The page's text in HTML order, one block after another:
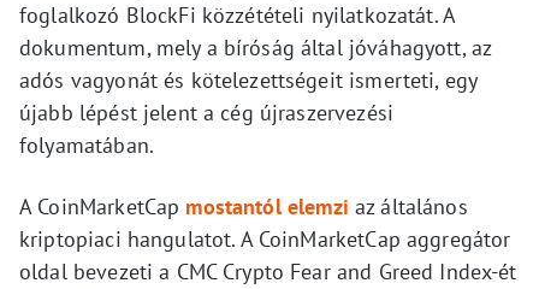
foglalkozó BlockFi közzétételi nyilatkozatát. A
dokumentum, mely a bíróság által jóváhagyott, az
adós vagyonát és kötelezettségeit ismerteti, egy
újabb lépést jelent a cég újraszervezési
folyamatában.
A CoinMarketCap mostantól elemzi az általános
kriptopiaci hangulatot. A CoinMarketCap aggregátor
oldal bevezeti a CMC Crypto Fear and Greed Index-ét